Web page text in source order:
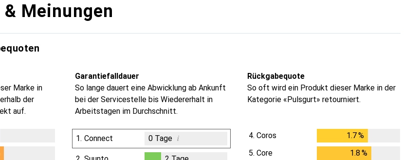
Meinungen
Marke in
der
auf.
Garantiefalldauer
So lange dauert eine Abwicklung ab Ankunft
bei der Servicestelle bis Wiedererhalt in
Arbeitstagen im Durchschnitt.
1. Connect 0Tage i
Rückgabequote
So oft wird ein Produkt dieser Marke in der
Kategorie «Pulsgurt» retourniert.
4. Coros 1.7%
5. Core 1.8%